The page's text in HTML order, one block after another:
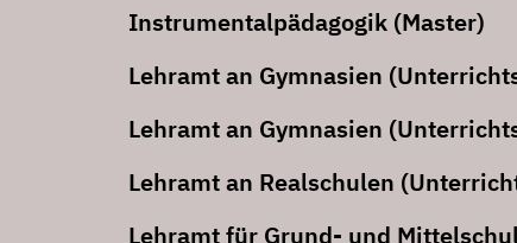
Instrumentalpädagogik (Master)
Lehramt an Gymnasien
Lehramt an Gymnasien
Lehramt an Realschulen
Lehramt für Grund- und